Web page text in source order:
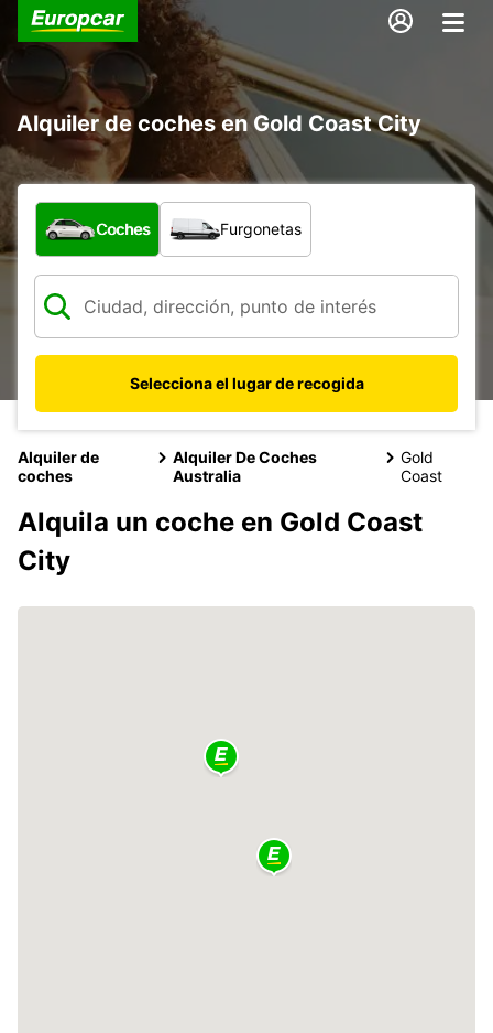
Alquiler de coches en Gold Coast City
¿Qué tipo de vehículo?
Coches Furgonetas
Selecciona el lugar de recogida
Alquiler de
coches
Alquiler De Coches
Australia
Gold
Coast
Alquila un coche en Gold Coast
City